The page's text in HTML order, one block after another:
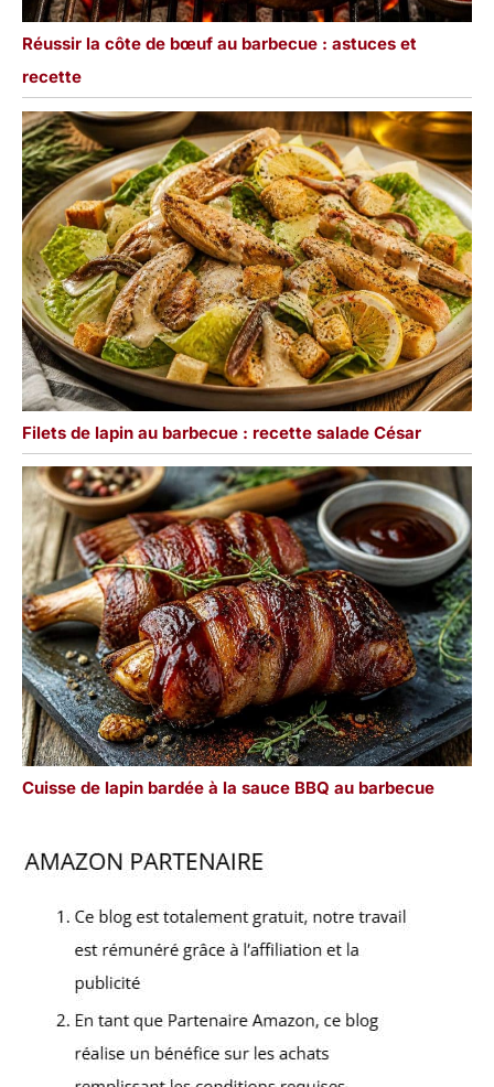
Réussir la côte de bœuf au barbecue : astuces et
recette
Filets de lapin au barbecue : recette salade César
Cuisse de lapin bardée à la sauce BBQ au barbecue